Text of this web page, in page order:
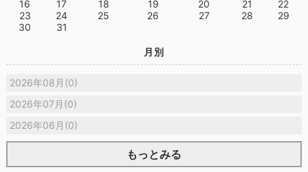
16 17 18 19 20 21
22
23
24 25 26 27 28
29
30
31
月別
2026年08月(0)
2026年07月(0)
2026年06月(0)
もっとみる